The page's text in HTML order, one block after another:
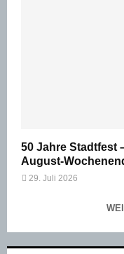
50 Jahre Stadtfest
August-
29. Juli 2026